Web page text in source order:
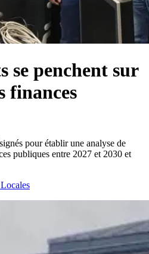
se penchent sur
finances
pour établir une analyse de
publiques entre 2027 et 2030 et